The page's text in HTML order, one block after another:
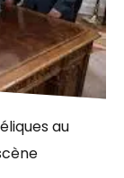
au